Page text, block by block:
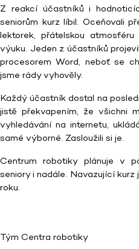
Z reakcí účastníků i
seniorům kurz líbil. Oceňovali
lektorek, přátelskou
výuku. Jeden z účastníků
procesorem Word, neboť se
jsme rády vyhověly.
Každý účastník dostal na
jistě překvapením, že všichni
vyhledávání na internetu,
samé výborné. Zasloužili si je.
Centrum robotiky plánuje v
seniory i nadále. Navazující
roku.
Tým Centra robotiky